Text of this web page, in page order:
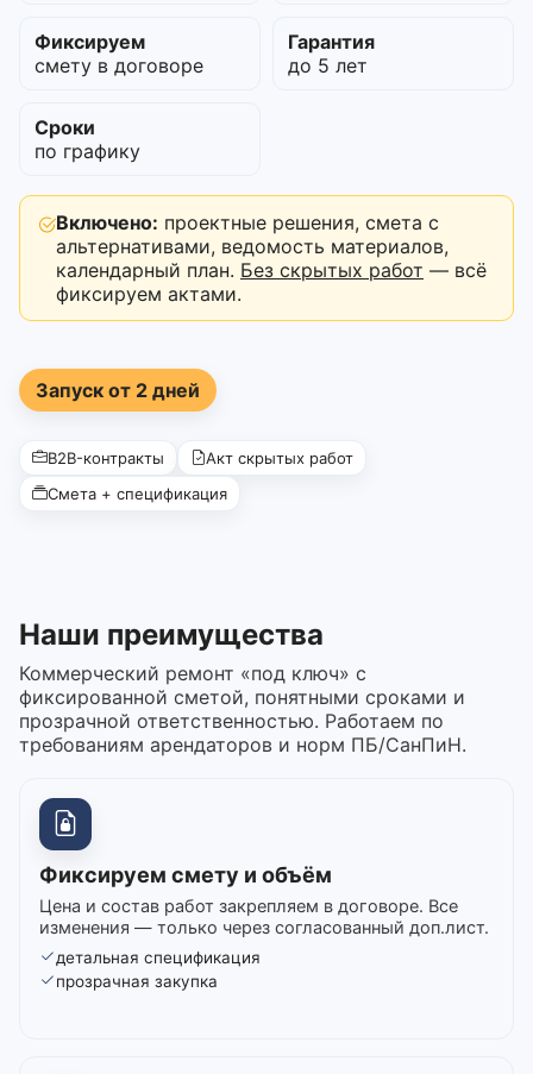
Фиксируем
смету в договоре
Гарантия
до 5 лет
Сроки
по графику
Включено: проектные решения, смета с
альтернативами, ведомость материалов,
календарный план. Без скрытых работ — всё
фиксируем актами.
Запуск от 2 дней
B2B-контракты
Акт скрытых работ
Смета + спецификация
Наши преимущества
Коммерческий ремонт «под ключ» с
фиксированной сметой, понятными сроками и
прозрачной ответственностью. Работаем по
требованиям арендаторов и норм ПБ/СанПиН.
Фиксируем смету и объём
Цена и состав работ закрепляем в договоре. Все
изменения — только через согласованный доп.лист.
детальная спецификация
прозрачная закупка